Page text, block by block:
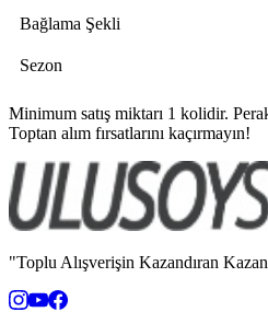
Bağlama Şekli
Sezon
Minimum satış miktarı 1 kolidir.
Toptan alım fırsatlarını kaçırmayın!
"Toplu Alışverişin Kazandıran